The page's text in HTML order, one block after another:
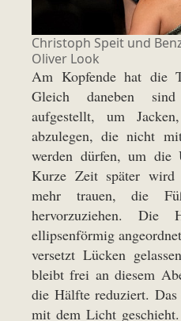
Christoph Speit und
Oliver Look
Am Kopfende hat die
Gleich daneben
aufgestellt, um
abzulegen, die nicht
werden dürfen, um die
Kurze Zeit später
mehr trauen, die
hervorzuziehen.
ellipsenförmig
versetzt Lücken
bleibt frei an diesem
die Hälfte reduziert.
mit dem Licht